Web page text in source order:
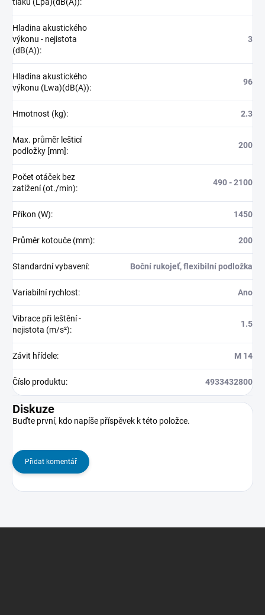
tlaku (Lpa)(dB(A)):
Hladina akustického
výkonu - nejistota
(dB(A)):
3
Hladina akustického
výkonu (Lwa)(dB(A)):
96
Hmotnost (kg): 2.3
Max. průměr lešticí
podložky [mm]:
200
Počet otáček bez
zatížení (ot./min):
490 - 2100
Příkon (W): 1450
Průměr kotouče (mm): 200
Standardní vybavení: Boční rukojeť, flexibilní podložka
Variabilní rychlost: Ano
Vibrace při leštění -
nejistota (m/s²):
1.5
Závit hřídele: M 14
Číslo produktu: 4933432800
Diskuze
Buďte první, kdo napíše příspěvek k této položce.
Přidat komentář